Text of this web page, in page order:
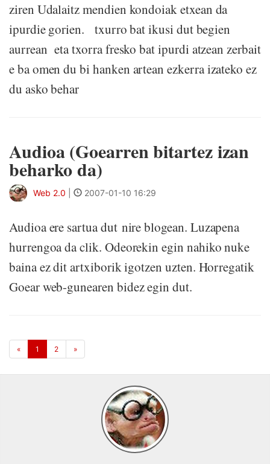
ziren Udalaitz mendien kondoiak etxean da
ipurdie gorien. txurro bat ikusi dut begien
aurrean eta txorra fresko bat ipurdi atzean zerbait
e ba omen du bi hanken artean ezkerra izateko ez
du asko behar
Audioa (Goearren bitartez izan
beharko da)
Web 2.0 2007-01-10 16:29
Audioa ere sartua dut nire blogean. Luzapena
hurrengoa da clik. Odeorekin egin nahiko nuke
baina ez dit artxiborik igotzen uzten. Horregatik
Goear web-gunearen bidez egin dut.
« 1 2 »